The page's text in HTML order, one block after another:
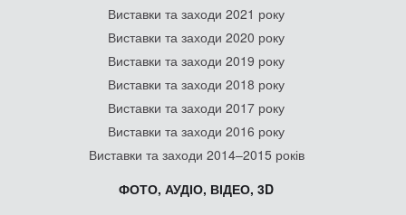
Виставки та заходи 2021 року
Виставки та заходи 2020 року
Виставки та заходи 2019 року
Виставки та заходи 2018 року
Виставки та заходи 2017 року
Виставки та заходи 2016 року
Виставки та заходи 2014–2015 років
ФОТО, АУДІО, ВІДЕО, 3D